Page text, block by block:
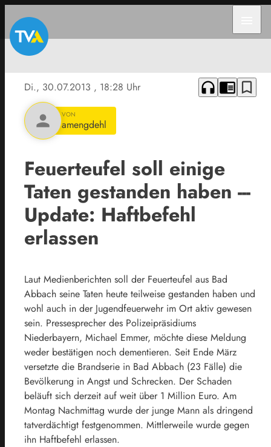
Di., 30.07.2013 , 18:28 Uhr headphones chrome_reader_mode bookmark_border
person VON
amengdehl
Feuerteufel soll einige
Taten gestanden haben ---
Update: Haftbefehl
erlassen
Laut Medienberichten soll der Feuerteufel aus Bad
Abbach seine Taten heute teilweise gestanden haben und
wohl auch in der Jugendfeuerwehr im Ort aktiv gewesen
sein. Pressesprecher des Polizeipräsidiums
Niederbayern, Michael Emmer, möchte diese Meldung
weder bestätigen noch dementieren. Seit Ende März
versetzte die Brandserie in Bad Abbach (23 Fälle) die
Bevölkerung in Angst und Schrecken. Der Schaden
beläuft sich derzeit auf weit über 1 Million Euro. Am
Montag Nachmittag wurde der junge Mann als dringend
tatverdächtigt festgenommen. Mittlerweile wurde gegen
ihn Haftbefehl erlassen.